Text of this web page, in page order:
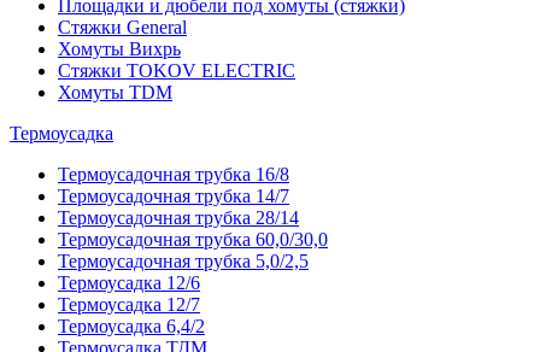
Площадки и дюбели под хомуты (стяжки)
Стяжки General
Хомуты Вихрь
Стяжки TOKOV ELECTRIC
Хомуты TDM
Термоусадка
Термоусадочная трубка 16/8
Термоусадочная трубка 14/7
Термоусадочная трубка 28/14
Термоусадочная трубка 60,0/30,0
Термоусадочная трубка 5,0/2,5
Термоусадка 12/6
Термоусадка 12/7
Термоусадка 6,4/2
Термоусадка ТДМ